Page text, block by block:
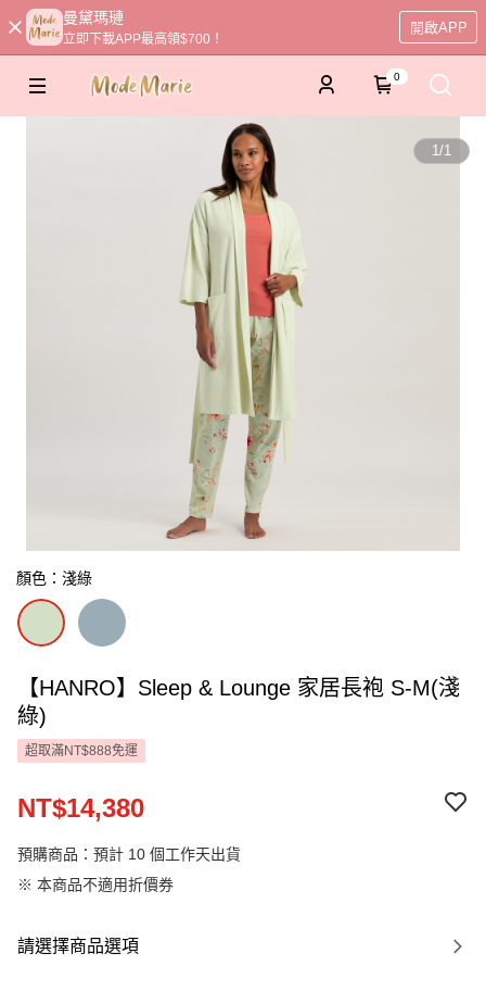
曼黛瑪璉
立即下載APP最高領$700！
開啟APP
0
1/1
顏色：淺綠
【HANRO】Sleep & Lounge 家居長袍 S-M(淺
綠)
超取滿NT$888免運
NT$14,380
預購商品：預計 10 個工作天出貨
※ 本商品不適用折價券
請選擇商品選項